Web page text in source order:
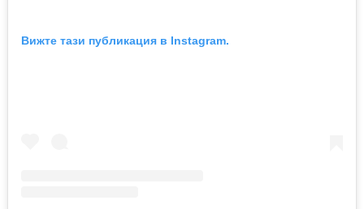
Вижте тази публикация в Instagram.